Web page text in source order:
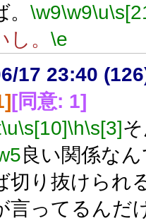
。 \w9\w9\u
し。 \e
17 23:40
[同意: 1]
\u\s[10]\h\s[3]
良い関係な
切り抜けられ
言ってるんだ